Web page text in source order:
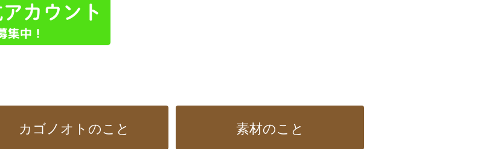
カゴノオトのこと 素材のこと